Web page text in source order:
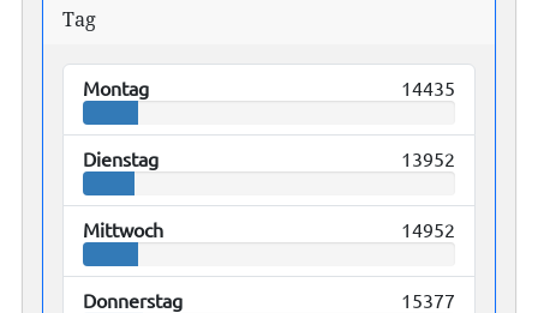
Tag
Montag 14435
Dienstag 13952
Mittwoch 14952
Donnerstag 15377